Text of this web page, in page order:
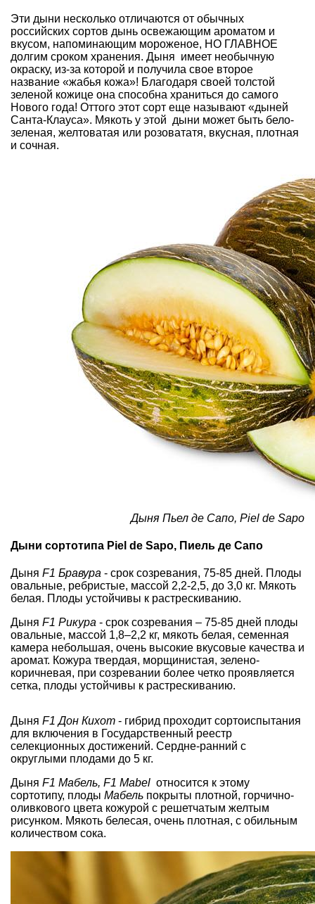
Эти дыни несколько отличаются от обычных
российских сортов дынь освежающим ароматом и
вкусом, напоминающим мороженое, НО ГЛАВНОЕ
долгим сроком хранения. Дыня имеет необычную
окраску, из-за которой и получила свое второе
название «жабья кожа»! Благодаря своей толстой
зеленой кожице она способна храниться до самого
Нового года! Оттого этот сорт еще называют «дыней
Санта-Клауса». Мякоть у этой дыни может быть бело-
зеленая, желтоватая или розовататя, вкусная, плотная
и сочная.
Дыня Пьел де Сапо, Piel de Sapo
Дыни сортотипа Piel de Sapo, Пиель де Сапо
Дыня F1 Бравура - срок созревания, 75-85 дней. Плоды
овальные, ребристые, массой 2,2-2,5, до 3,0 кг. Мякоть
белая. Плоды устойчивы к растрескиванию.
Дыня F1 Рикура - срок созревания – 75-85 дней плоды
овальные, массой 1,8–2,2 кг, мякоть белая, семенная
камера небольшая, очень высокие вкусовые качества и
аромат. Кожура твердая, морщинистая, зелено-
коричневая, при созревании более четко проявляется
сетка, плоды устойчивы к растрескиванию.
Дыня F1 Дон Кихот - гибрид проходит сортоиспытания
для включения в Государственный реестр
селекционных достижений. Сердне-ранний с
округлыми плодами до 5 кг.
Дыня F1 Мабель, F1 Mabel относится к этому
сортотипу, плоды Мабель покрыты плотной, горчично-
оливкового цвета кожурой с решетчатым желтым
рисунком. Мякоть белесая, очень плотная, с обильным
количеством сока.